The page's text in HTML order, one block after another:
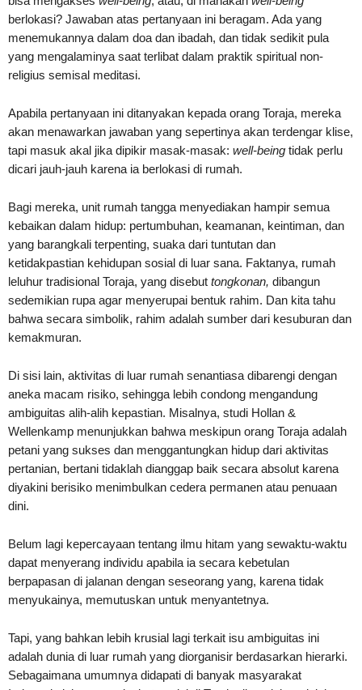
berlokasi? Jawaban atas pertanyaan ini beragam. Ada yang
menemukannya dalam doa dan ibadah, dan tidak sedikit pula
yang mengalaminya saat terlibat dalam praktik spiritual non-
religius semisal meditasi.
Apabila pertanyaan ini ditanyakan kepada orang Toraja, mereka
akan menawarkan jawaban yang sepertinya akan terdengar klise,
tapi masuk akal jika dipikir masak-masak: well-being tidak perlu
dicari jauh-jauh karena ia berlokasi di rumah.
Bagi mereka, unit rumah tangga menyediakan hampir semua
kebaikan dalam hidup: pertumbuhan, keamanan, keintiman, dan
yang barangkali terpenting, suaka dari tuntutan dan
ketidakpastian kehidupan sosial di luar sana. Faktanya, rumah
leluhur tradisional Toraja, yang disebut tongkonan, dibangun
sedemikian rupa agar menyerupai bentuk rahim. Dan kita tahu
bahwa secara simbolik, rahim adalah sumber dari kesuburan dan
kemakmuran.
Di sisi lain, aktivitas di luar rumah senantiasa dibarengi dengan
aneka macam risiko, sehingga lebih condong mengandung
ambiguitas alih-alih kepastian. Misalnya, studi Hollan &
Wellenkamp menunjukkan bahwa meskipun orang Toraja adalah
petani yang sukses dan menggantungkan hidup dari aktivitas
pertanian, bertani tidaklah dianggap baik secara absolut karena
diyakini berisiko menimbulkan cedera permanen atau penuaan
dini.
Belum lagi kepercayaan tentang ilmu hitam yang sewaktu-waktu
dapat menyerang individu apabila ia secara kebetulan
berpapasan di jalanan dengan seseorang yang, karena tidak
menyukainya, memutuskan untuk menyantetnya.
Tapi, yang bahkan lebih krusial lagi terkait isu ambiguitas ini
adalah dunia di luar rumah yang diorganisir berdasarkan hierarki.
Sebagaimana umumnya didapati di banyak masyarakat